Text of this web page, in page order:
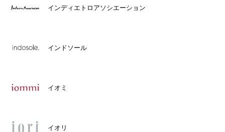
インディエトロアソシエーション
インドソール
イオミ
イオリ